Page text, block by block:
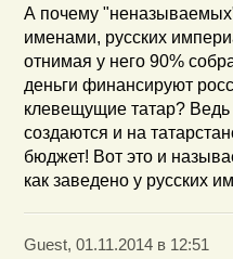
А почему
именами, русских
отнимая у него 90%
деньги финансируют
клевещущие татар?
создаются и на
бюджет! Вот это и
как заведено у русских
Guest, 01.11.2014 в 12:51